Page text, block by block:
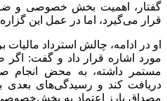
گفتار، اهمیت بخش خصوصی و
قرار می‌گیرد، اما در عمل این
او در ادامه، چالش استرداد مالیات
مورد اشاره قرار داد و گفت: اگر
مستمر داشته، به محض انجام
دریافت کند و رسیدگی‌های بعدی
مصداق بارز اعتماد به بخش‌خصوصی